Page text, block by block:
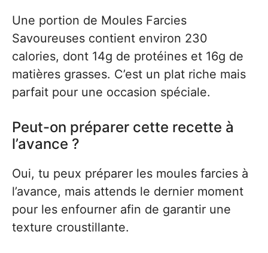
Une portion de Moules Farcies
Savoureuses contient environ 230
calories, dont 14g de protéines et 16g de
matières grasses. C’est un plat riche mais
parfait pour une occasion spéciale.
Peut-on préparer cette recette à
l’avance ?
Oui, tu peux préparer les moules farcies à
l’avance, mais attends le dernier moment
pour les enfourner afin de garantir une
texture croustillante.